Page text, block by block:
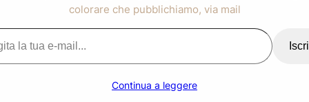
colorare che pubblichiamo, via mail
Continua a leggere